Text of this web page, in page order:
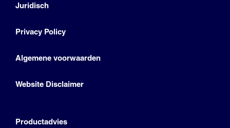
Juridisch
Privacy Policy
Algemene voorwaarden
Website Disclaimer
Productadvies